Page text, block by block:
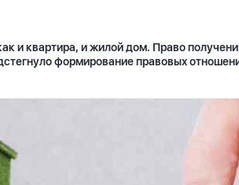
и квартира, и жилой дом. Право
формирование правовых